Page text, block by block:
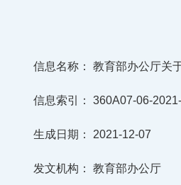
信息名称： 教育部办公厅关
信息索引： 360A07-06-
生成日期： 2021-12-07
发文机构： 教育部办公厅